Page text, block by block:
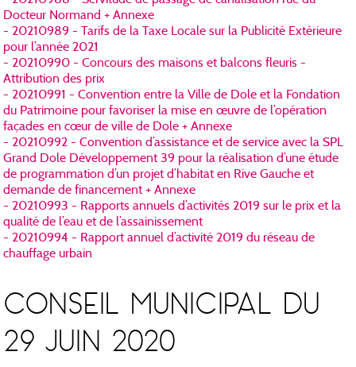
Docteur Normand + Annexe
- 20210989 - Tarifs de la Taxe Locale sur la Publicité Extérieure
pour l’année 2021
- 20210990 - Concours des maisons et balcons fleuris -
Attribution des prix
- 20210991 - Convention entre la Ville de Dole et la Fondation
du Patrimoine pour favoriser la mise en œuvre de l’opération
façades en cœur de ville de Dole + Annexe
- 20210992 - Convention d’assistance et de service avec la SPL
Grand Dole Développement 39 pour la réalisation d’une étude
de programmation d’un projet d’habitat en Rive Gauche et
demande de financement + Annexe
- 20210993 - Rapports annuels d’activités 2019 sur le prix et la
qualité de l’eau et de l’assainissement
- 20210994 - Rapport annuel d’activité 2019 du réseau de
chauffage urbain
CONSEIL MUNICIPAL DU
29 JUIN 2020